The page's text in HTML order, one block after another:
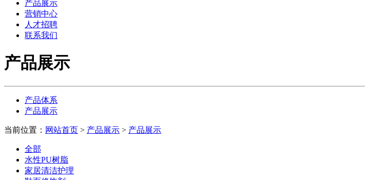
产品展示
营销中心
人才招聘
联系我们
产品展示
产品体系
产品展示
当前位置： 网站首页 > 产品展示 > 产品展示
全部
水性PU树脂
家居清洁护理